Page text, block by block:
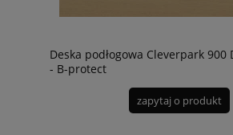
Deska podłogowa Cleverpark 900
- B-protect
zapytaj o produkt